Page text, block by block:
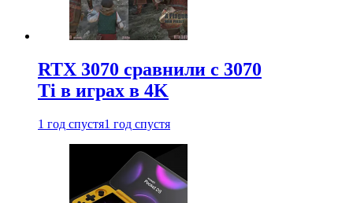
RTX 3070 сравнили с 3070
Ti в играх в 4K
1 год спустя1 год спустя